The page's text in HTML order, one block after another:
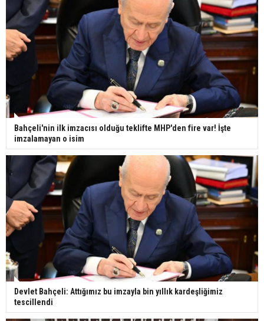
Bahçeli'nin ilk imzacısı olduğu teklifte MHP'den fire var! İşte
imzalamayan o isim
Devlet Bahçeli: Attığımız bu imzayla bin yıllık kardeşliğimiz
tescillendi